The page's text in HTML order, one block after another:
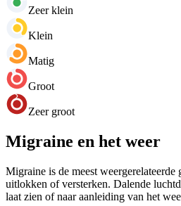
Zeer klein
Klein
Matig
Groot
Zeer groot
Migraine en het weer
Migraine is de meest
uitlokken of versterken. Dalende
laat zien of naar aanleiding van het